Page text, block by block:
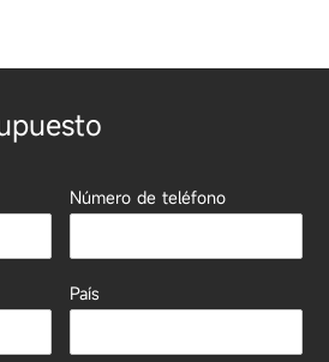
Número de teléfono
País